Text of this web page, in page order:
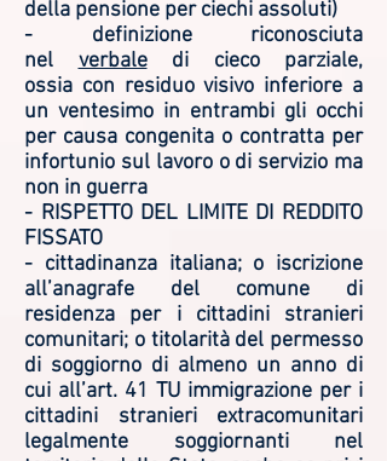
della pensione per ciechi assoluti)
- definizione riconosciuta
nel verbaledi cieco parziale,
ossia con residuo visivo inferiore a
un ventesimo in entrambi gli occhi
per causa congenita o contratta per
infortunio sul lavoro o di servizio ma
non in guerra
- RISPETTO DEL LIMITE DI REDDITO
FISSATO
- cittadinanza italiana; o iscrizione
all’anagrafe del comune di
residenza per i cittadini stranieri
comunitari; o titolarità del permesso
di soggiorno di almeno un anno di
cui all’art. 41 TU immigrazione per i
cittadini stranieri extracomunitari
legalmente soggiornanti nel